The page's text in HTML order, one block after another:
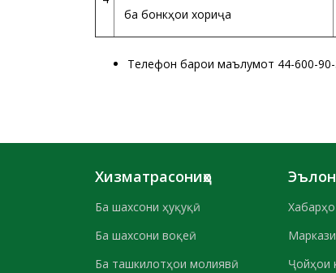
ба бонкҳои хориҷа
Телефон барои маълумот 44-600-90-
Хизматрасониҳо
Ба шахсони ҳуқуқӣ
Ба шахсони воқеӣ
Ба ташкилотҳои молиявӣ
Хабарҳо
Ҷойҳои